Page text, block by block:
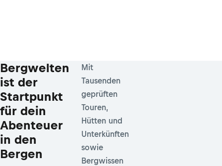
Bergwelten
ist der
Startpunkt
für dein
Abenteuer
in den
Bergen
Mit
Tausenden
geprüften
Touren,
Hütten und
Unterkünften
sowie
Bergwissen